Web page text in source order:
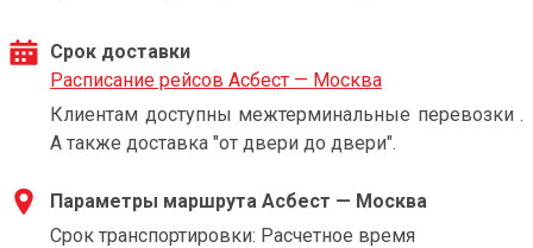
Срок доставки
Расписание рейсов Асбест — Москва
Клиентам доступны межтерминальные перевозки .
А также доставка "от двери до двери".
Параметры маршрута Асбест — Москва
Срок транспортировки: Расчетное время